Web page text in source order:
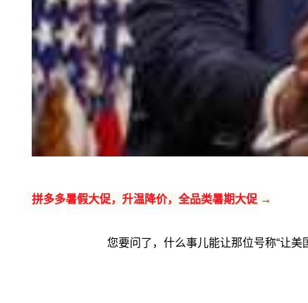
拼多多暑假大促，升温降价，全品类暑期大促 →
您要问了，什么事儿能让那位号称“让美